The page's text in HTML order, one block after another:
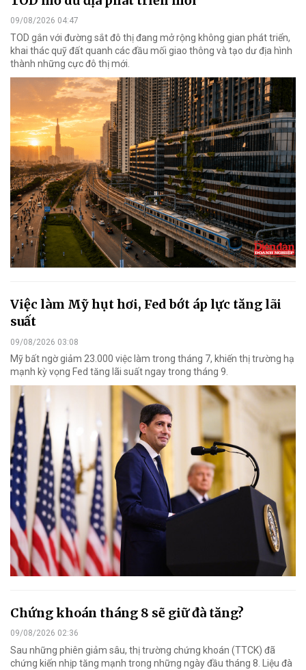
09/08/2026 04:47
TOD gắn với đường sắt đô thị đang mở rộng không gian phát triển,
khai thác quỹ đất quanh các đầu mối giao thông và tạo dư địa hình
thành những cực đô thị mới.
Việc làm Mỹ hụt hơi, Fed bớt áp lực tăng lãi
suất
09/08/2026 03:08
Mỹ bất ngờ giảm 23.000 việc làm trong tháng 7, khiến thị trường hạ
mạnh kỳ vọng Fed tăng lãi suất ngay trong tháng 9.
Chứng khoán tháng 8 sẽ giữ đà tăng?
09/08/2026 02:36
Sau những phiên giảm sâu, thị trường chứng khoán (TTCK) đã
chứng kiến nhịp tăng mạnh trong những ngày đầu tháng 8. Liệu đà